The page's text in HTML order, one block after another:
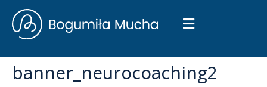
banner_neurocoaching2